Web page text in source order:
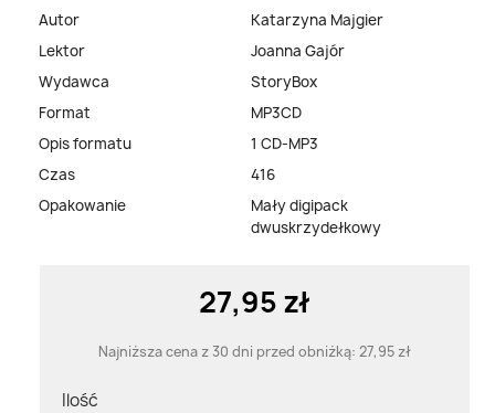
Autor
Katarzyna Majgier
Lektor
Joanna Gajór
Wydawca
StoryBox
Format
MP3CD
Opis formatu
1 CD-MP3
Czas
416
Opakowanie
Mały digipack
dwuskrzydełkowy
27,95 zł
Najniższa cena z 30 dni przed obniżką: 27,95 zł
Ilość